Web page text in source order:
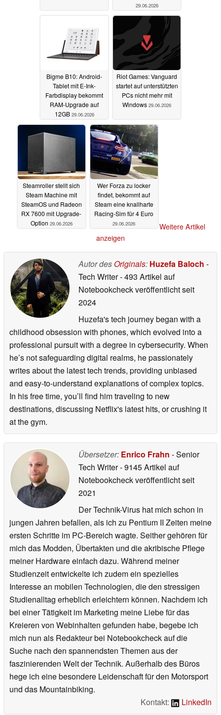
29.06.2026
Bigme B10: Android-
Tablet mit E-Ink-
Farbdisplay bekommt
RAM-Upgrade auf
12GB 29.06.2026
Riot Games: Vanguard
startet auf unterstützten
PCs nicht mehr mit
Windows 29.06.2026
Steamroller stellt sich
Steam Machine mit
SteamOS und Radeon
RX 7600 mit Upgrade-
Option 29.06.2026
Wer Forza zu locker
findet, bekommt auf
Steam eine knallharte
Racing-Sim für 4 Euro
29.06.2026
Weitere Artikel
anzeigen
Autor des Originals: Huzefa Baloch -
Tech Writer- 493 Artikel auf
Notebookcheck veröffentlichtseit
2024
Huzefa's tech journey began with a
childhood obsession with phones, which evolved into a
professional pursuit with a degree in cybersecurity. When
he’s not safeguarding digital realms, he passionately
writes about the latest tech trends, providing unbiased
and easy-to-understand explanations of complex topics.
In his free time, you’ll find him traveling to new
destinations, discussing Netflix's latest hits, or crushing it
at the gym.
Übersetzer: Enrico Frahn - Senior
Tech Writer- 9145 Artikel auf
Notebookcheck veröffentlichtseit
2021
Der Technik-Virus hat mich schon in
jungen Jahren befallen, als ich zu Pentium II Zeiten meine
ersten Schritte im PC-Bereich wagte. Seither gehören für
mich das Modden, Übertakten und die akribische Pflege
meiner Hardware einfach dazu. Während meiner
Studienzeit entwickelte ich zudem ein spezielles
Interesse an mobilen Technologien, die den stressigen
Studienalltag erheblich erleichtern können. Nachdem ich
bei einer Tätigkeit im Marketing meine Liebe für das
Kreieren von Webinhalten gefunden habe, begebe ich
mich nun als Redakteur bei Notebookcheck auf die
Suche nach den spannendsten Themen aus der
faszinierenden Welt der Technik. Außerhalb des Büros
hege ich eine besondere Leidenschaft für den Motorsport
und das Mountainbiking.
Kontakt:
LinkedIn